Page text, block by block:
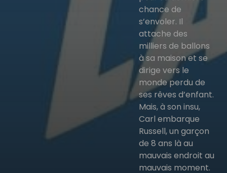
chance de
s’envoler. Il
attache des
milliers de ballons
à sa maison et se
dirige vers le
monde perdu de
ses rêves d’enfant.
Mais, à son insu,
Carl embarque
Russell, un garçon
de 8 ans là au
mauvais endroit au
mauvais moment.